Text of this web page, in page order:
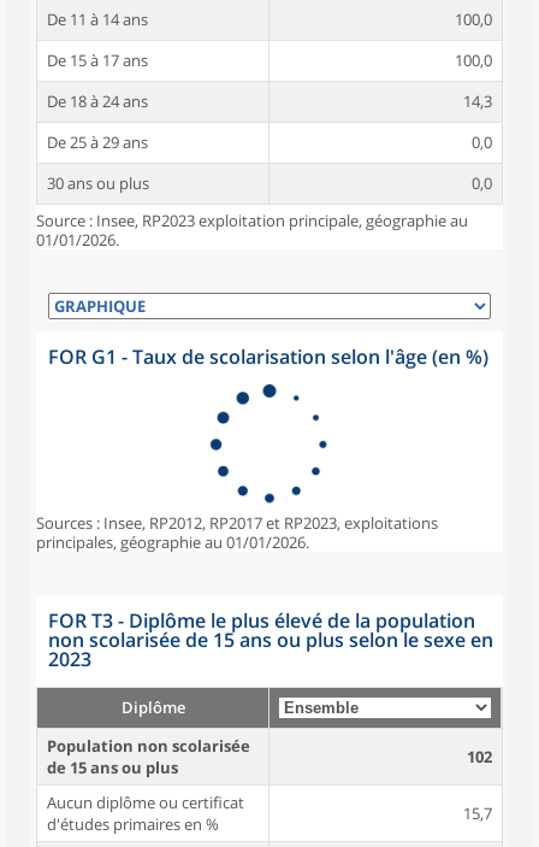
De 11 à 14 ans
100,0
De 15 à 17 ans
100,0
De 18 à 24 ans
14,3
De 25 à 29 ans
0,0
30 ans ou plus
0,0
Source : Insee, RP2023 exploitation principale, géographie au
01/01/2026.
FOR G1 - Taux de scolarisation selon l'âge (en %)
Sources : Insee, RP2012, RP2017 et RP2023, exploitations
principales, géographie au 01/01/2026.
FOR T3 - Diplôme le plus élevé de la population
non scolarisée de 15 ans ou plus selon le sexe en
2023
Diplôme
Population non scolarisée
de 15 ans ou plus
102
Aucun diplôme ou certificat
d'études primaires en %
15,7